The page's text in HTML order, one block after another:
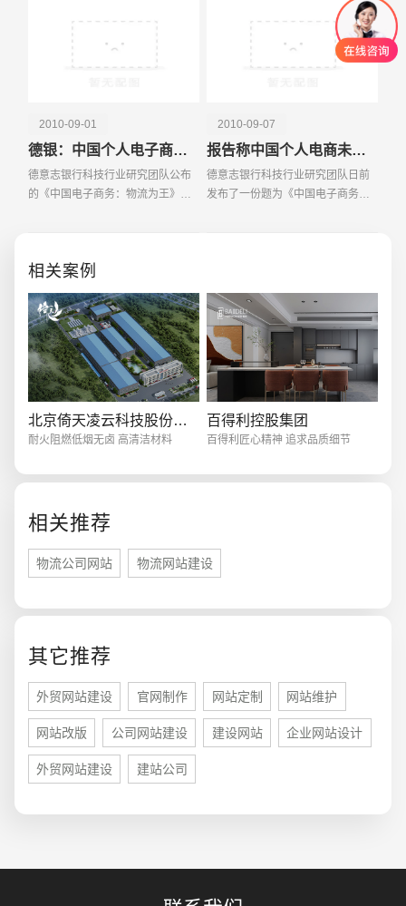
2010-09-01
德银：中国个人电子商务消费有望年增42%
德意志银行科技行业研究团队公布
的《中国电子商务：物流为王》报
523万亿元，占国内零售总额
2010-09-07
报告称中国个人电商未来5年复合年增长率42%
德意志银行科技行业研究团队日前
发布了一份题为《中国电子商务：
相关案例
北京倚天凌云科技股份有限公司
耐火阻燃低烟无卤 高清洁材料
百得利控股集团
百得利匠心精神 追求品质细节
相关推荐
物流公司网站 物流网站建设
其它推荐
外贸网站建设 官网制作 网站定制 网站维护
网站改版 公司网站建设 建设网站 企业网站设计
外贸网站建设 建站公司
电商及系统平台开发 微信小程序开发 · 年度
您的预算 1万-3万 3万-5万